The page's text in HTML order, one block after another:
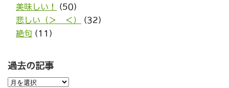
美味しい！
(50)
悲しい（＞＿＜）
(32)
絶句 (11)
過去の記事
過